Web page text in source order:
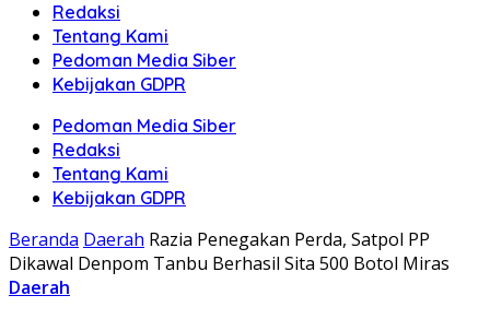
Redaksi
Tentang Kami
Pedoman Media Siber
Kebijakan GDPR
Pedoman Media Siber
Redaksi
Tentang Kami
Kebijakan GDPR
Beranda Daerah Razia Penegakan Perda, Satpol PP
Dikawal Denpom Tanbu Berhasil Sita 500 Botol Miras
Daerah